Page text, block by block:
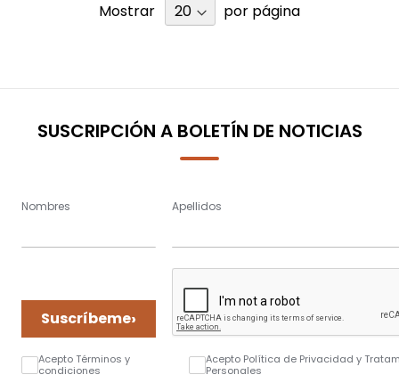
Mostrar por página
SUSCRIPCIÓN A BOLETÍN DE NOTICIAS
Nombres Apellidos
Suscríbeme›
Acepto Términos y
condiciones
Acepto Política de Privacidad y
Personales